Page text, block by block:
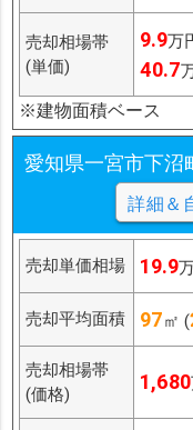
売却相場帯
(単価)
9.9万
40.7
※建物面積ベース
愛知県一宮市下沼
詳細＆
売却単価相場 19.9
売却平均面積 97㎡ (
売却相場帯
(価格)
1,680